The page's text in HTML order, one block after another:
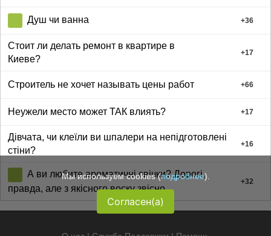
Душ чи ванна +36
Стоит ли делать ремонт в квартире в
Киеве?
+17
Строитель не хочет называть цены работ +66
Неужели место может ТАК влиять? +17
Дівчата, чи клеїли ви шпалери на непідготовлені
стіни?
+16
А ви любите ароматичні свічки? Дорогі,
правда, але з якісного воску звісно
+32
Мы используем cookies (подробнее).
Согласен(а)